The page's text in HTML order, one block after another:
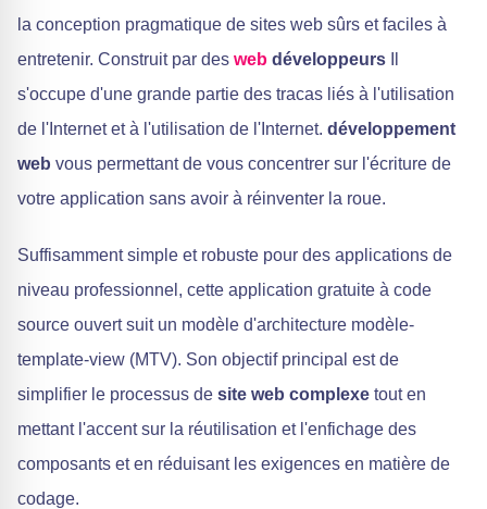
la conception pragmatique de sites web sûrs et faciles à
entretenir. Construit par des web développeurs
s'occupe d'une grande partie des tracas liés à l'utilisation
de l'Internet et à l'utilisation de l'Internet. développement
web vous permettant de vous concentrer sur l'écriture de
votre application sans avoir à réinventer la roue.
Suffisamment simple et robuste pour des applications de
niveau professionnel, cette application gratuite à code
source ouvert suit un modèle d'architecture modèle-
template-view (MTV). Son objectif principal est de
simplifier le processus de site web complexe tout en
mettant l'accent sur la réutilisation et l'enfichage des
composants et en réduisant les exigences en matière de
codage.